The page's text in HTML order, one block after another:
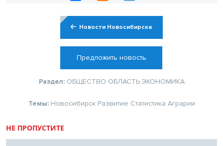
Новости Новосибирска
Предложить новость
Раздел: ОБЩЕСТВО ОБЛАСТЬ ЭКОНОМИКА
Темы: Новосибирск Развитие Статистика Аграрии
НЕ ПРОПУСТИТЕ